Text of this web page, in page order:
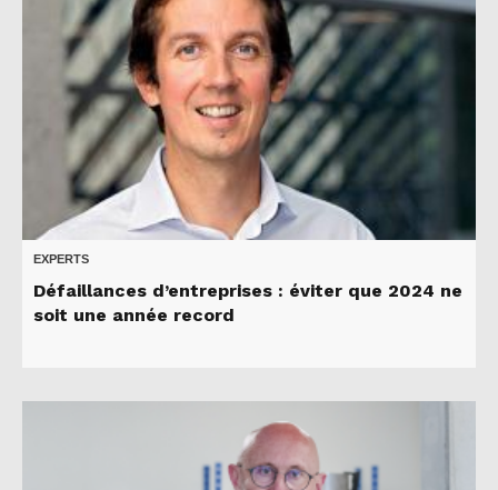
EXPERTS
Défaillances d’entreprises : éviter que 2024 ne
soit une année record